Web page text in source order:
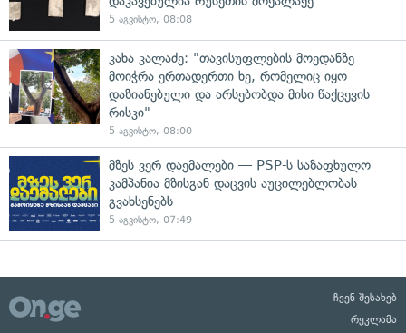
5 აგვისტო, 08:08
კახა კალაძე: "თავისუფლების მოედანზე
მოიჭრა ერთადერთი ხე, რომელიც იყო
დაზიანებული და არსებობდა მისი წაქცევის
რისკი"
5 აგვისტო, 08:00
მზეს ვერ დაემალები — PSP-ს საზაფხულო
კამპანია მზისგან დაცვის აუცილებლობას
გვახსენებს
5 აგვისტო, 07:49
ჩვენ შესახებ
რეკლამა